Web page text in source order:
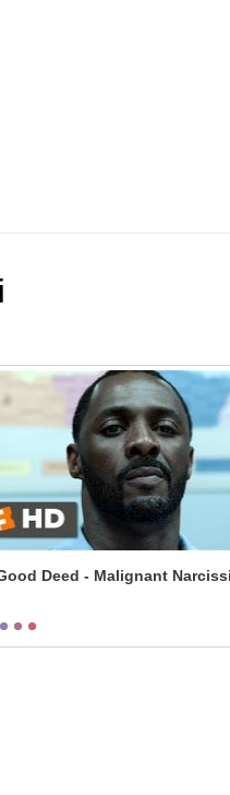
Deed - Malignant